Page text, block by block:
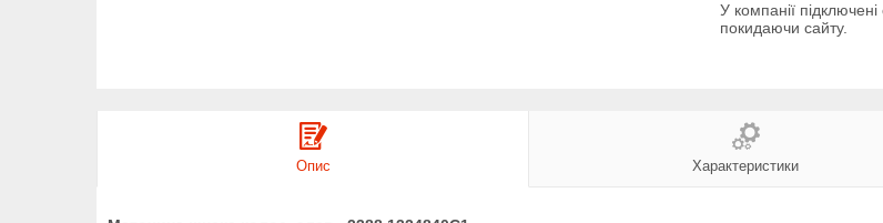
У компанії
покидаючи сайту.
Опис Характеристики